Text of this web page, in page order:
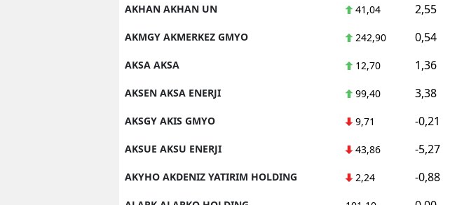
AKHAN AKHAN UN 41,04 2,55
AKMGY AKMERKEZ GMYO 242,90 0,54
AKSA AKSA 12,70 1,36
AKSEN AKSA ENERJI 99,40 3,38
AKSGY AKIS GMYO 9,71 -0,21
AKSUE AKSU ENERJI 43,86 -5,27
AKYHO AKDENIZ YATIRIM HOLDING 2,24 -0,88